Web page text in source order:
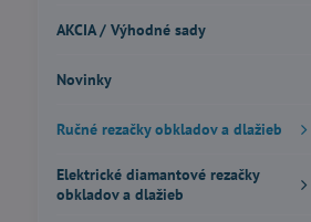
AKCIA / Výhodné sady
Novinky
Ručné rezačky obkladov a dlažieb
Elektrické diamantové rezačky
obkladov a dlažieb